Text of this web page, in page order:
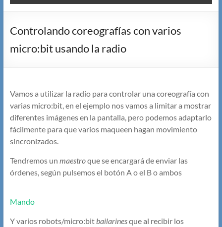
Controlando coreografías con varios
micro:bit usando la radio
Vamos a utilizar la radio para controlar una coreografía con
varias micro:bit, en el ejemplo nos vamos a limitar a mostrar
diferentes imágenes en la pantalla, pero podemos adaptarlo
fácilmente para que varios maqueen hagan movimiento
sincronizados.
Tendremos un maestroque se encargará de enviar las
órdenes, según pulsemos el botón A o el B o ambos
Mando
Y varios robots/micro:bitbailarinesque al recibir los